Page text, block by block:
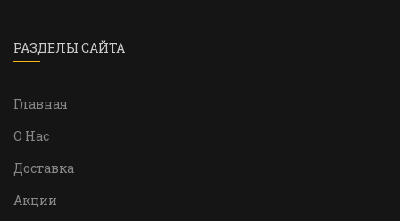
РАЗДЕЛЫ САЙТА
Главная
О Нас
Доставка
Акции